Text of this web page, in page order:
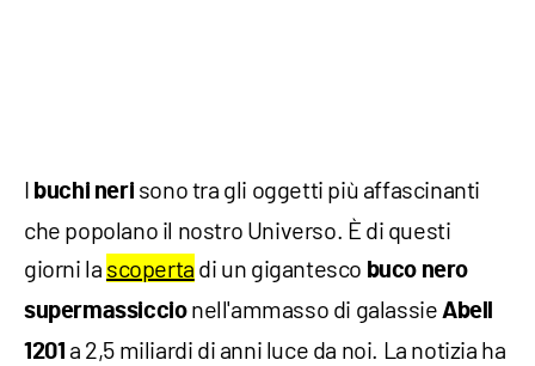
I buchi neri sono tra gli oggetti più affascinanti
che popolano il nostro Universo. È di questi
giorni la scoperta di un gigantesco buco nero
supermassiccionell'ammasso di galassie Abell
1201 a 2,5 miliardi di anni luce da noi. La notizia ha